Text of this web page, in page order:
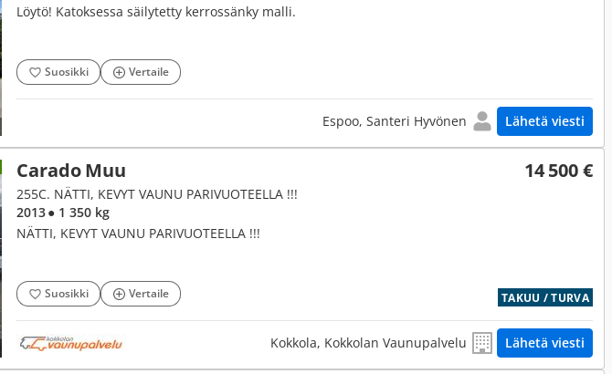
Löytö! Katoksessa säilytetty kerrossänky malli.
Suosikki Vertaile
Espoo, Santeri Hyvönen Lähetä viesti
Carado Muu 14 500 €
TAKUU / TURVA
255C. NÄTTI, KEVYT VAUNU PARIVUOTEELLA !!!
2013● 1 350 kg
NÄTTI, KEVYT VAUNU PARIVUOTEELLA !!!
Suosikki Vertaile
Kokkola, Kokkolan Vaunupalvelu Lähetä viesti